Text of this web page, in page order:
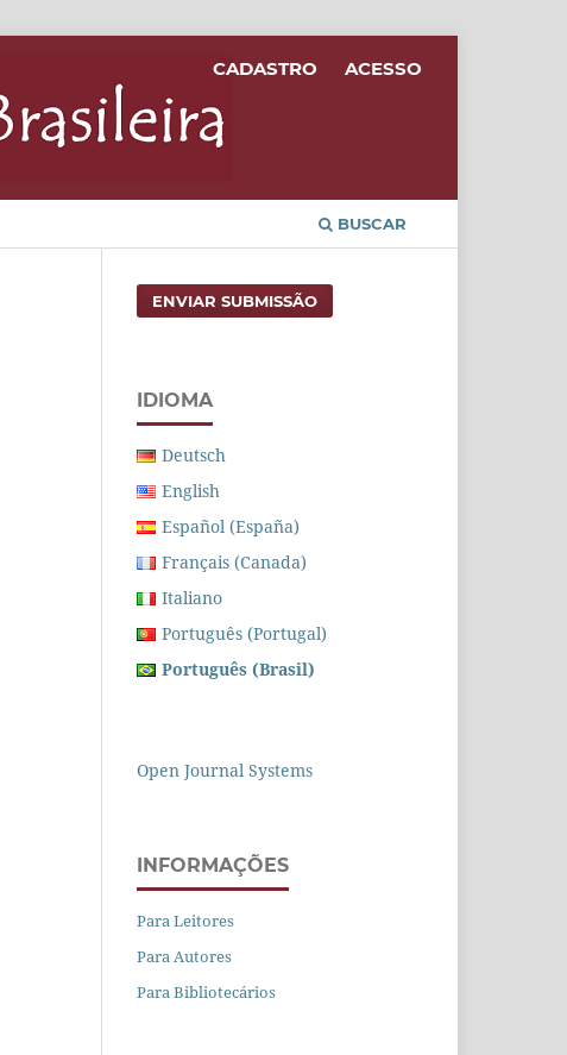
BUSCAR
CADASTRO ACESSO
ENVIAR SUBMISSÃO
IDIOMA
Deutsch
English
Español (España)
Français (Canada)
Italiano
Português (Portugal)
Português (Brasil)
Open Journal Systems
INFORMAÇÕES
Para Leitores
Para Autores
Para Bibliotecários